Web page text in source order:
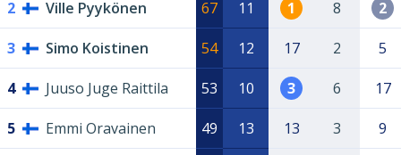
2 Ville Pyykönen 67 11 1 8 2
3 Simo Koistinen 54 12 17 2 5
4 Juuso Juge Raittila 53 10 3 6 17
5 Emmi Oravainen 49 13 13 3 9